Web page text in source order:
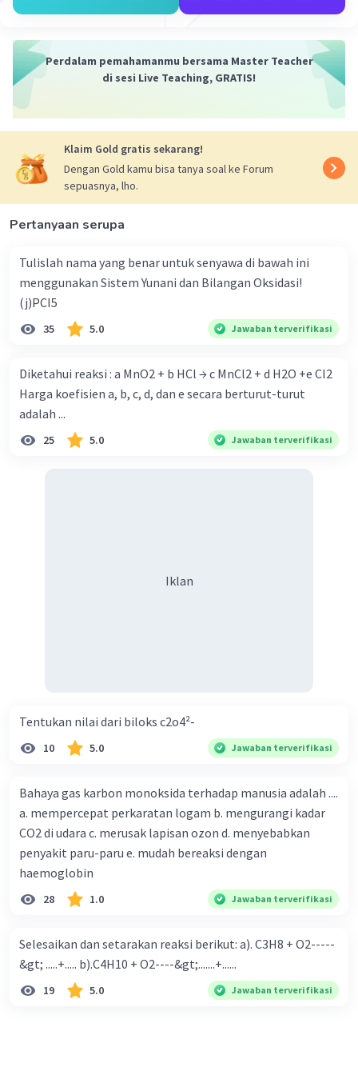
Iklan
Perdalam pemahamanmu bersama Master Teacher
di sesi Live Teaching, GRATIS!
Klaim Gold gratis sekarang!
Dengan Gold kamu bisa tanya soal ke Forum
sepuasnya, lho.
Pertanyaan serupa
Tulislah nama yang benar untuk senyawa di bawah ini
menggunakan Sistem Yunani dan Bilangan Oksidasi!
(j)PCI5
35 5.0 Jawaban terverifikasi
Diketahui reaksi : a MnO2 + b HCl → c MnCl2 + d H2O +e Cl2
Harga koefisien a, b, c, d, dan e secara berturut-turut
adalah ...
25 5.0 Jawaban terverifikasi
Iklan
Tentukan nilai dari biloks c2o4²-
10 5.0 Jawaban terverifikasi
Bahaya gas karbon monoksida terhadap manusia adalah ....
a. mempercepat perkaratan logam b. mengurangi kadar
CO2 di udara c. merusak lapisan ozon d. menyebabkan
penyakit paru-paru e. mudah bereaksi dengan
haemoglobin
28 1.0 Jawaban terverifikasi
Selesaikan dan setarakan reaksi berikut: a). C3H8 + O2-----
&gt; .....+..... b).C4H10 + O2----&gt;.......+......
19 5.0 Jawaban terverifikasi